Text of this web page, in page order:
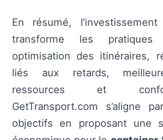
En résumé,
transforme les
optimisation des itinéraires,
liés aux retards,
ressources et
GetTransport.com s’aligne
objectifs en proposant une